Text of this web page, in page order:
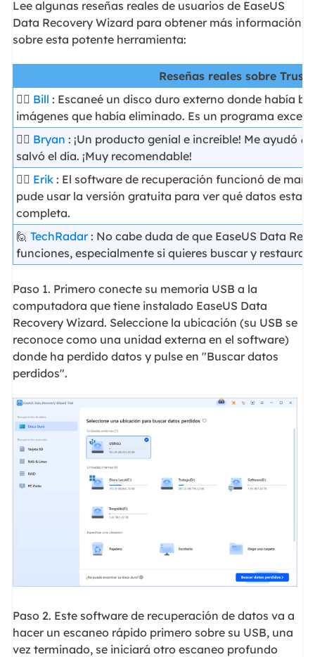
Lee algunas reseñas reales de usuarios de EaseUS
Data Recovery Wizard para obtener más información
sobre esta potente herramienta:
Reseñas reales sobre
🙋‍♂️ Bill : Escaneé un disco duro externo donde había
imágenes que había eliminado. Es un programa
🙋‍♂️ Bryan : ¡Un producto genial e increíble! Me ayudó a
salvó el día. ¡Muy recomendable!
🙋‍♀️ Erik : El software de recuperación funcionó de
pude usar la versión gratuita para ver qué datos
completa.
🙋TechRadar: No cabe duda de que EaseUS Data
funciones, especialmente si quieres buscar y restaurar
Paso 1. Primero conecte su memoria USB a la
computadora que tiene instalado EaseUS Data
Recovery Wizard. Seleccione la ubicación (su USB se
reconoce como una unidad externa en el software)
donde ha perdido datos y pulse en "Buscar datos
perdidos".
Paso 2. Este software de recuperación de datos va a
hacer un escaneo rápido primero sobre su USB, una
vez terminado, se iniciará otro escaneo profundo